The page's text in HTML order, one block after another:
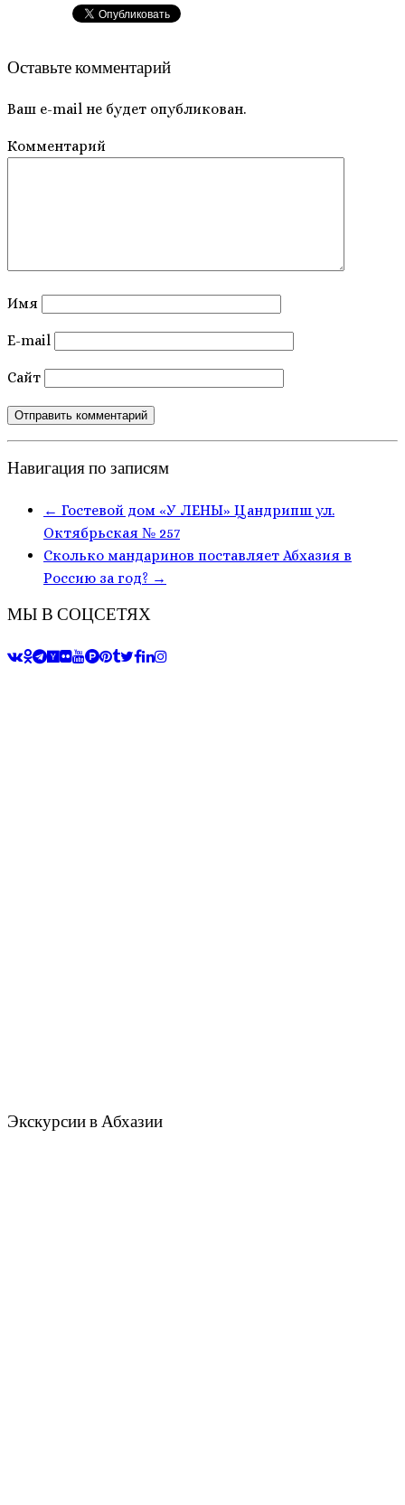
Оставьте комментарий
Ваш e-mail не будет опубликован.
Комментарий
Имя
E-mail
Сайт
Навигация по записям
← Гостевой дом «У ЛЕНЫ» Цандрипш ул.
Октябрьская № 257
Сколько мандаринов поставляет Абхазия в
Россию за год? →
МЫ В СОЦСЕТЯХ
Экскурсии в Абхазии